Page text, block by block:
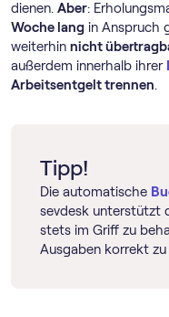
dienen. Aber:
Woche lang in Anspruch
weiterhin nicht
außerdem innerhalb ihrer
Arbeitsentgelt trennen.
Tipp!
Die automatische
sevdesk unterstützt
stets im Griff zu
Ausgaben korrekt zu